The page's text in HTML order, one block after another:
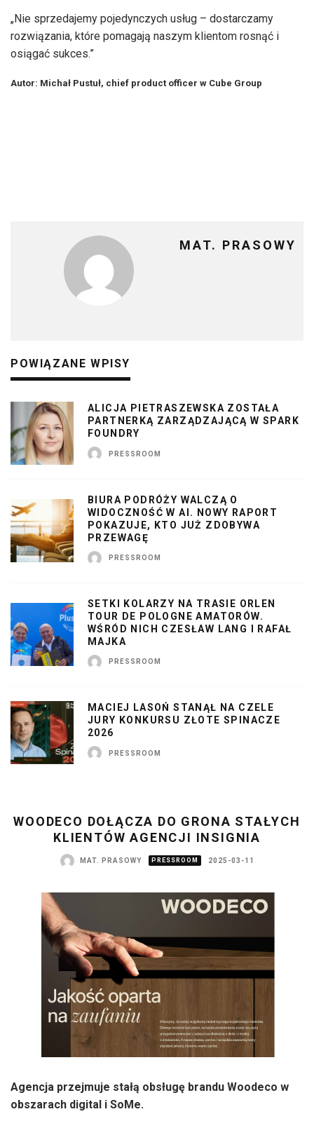
„Nie sprzedajemy pojedynczych usług – dostarczamy
rozwiązania, które pomagają naszym klientom rosnąć i
osiągać sukces.”
Autor: Michał Pustuł, chief product officer w Cube Group
MAT. PRASOWY
POWIĄZANE WPISY
ALICJA PIETRASZEWSKA ZOSTAŁA
PARTNERKĄ ZARZĄDZAJĄCĄ W SPARK
FOUNDRY
PRESSROOM
BIURA PODRÓŻY WALCZĄ O
WIDOCZNOŚĆ W AI. NOWY RAPORT
POKAZUJE, KTO JUŻ ZDOBYWA
PRZEWAGĘ
PRESSROOM
SETKI KOLARZY NA TRASIE ORLEN
TOUR DE POLOGNE AMATORÓW.
WŚRÓD NICH CZESŁAW LANG I RAFAŁ
MAJKA
PRESSROOM
MACIEJ LASOŃ STANĄŁ NA CZELE
JURY KONKURSU ZŁOTE SPINACZE
2026
PRESSROOM
WOODECO DOŁĄCZA DO GRONA STAŁYCH
KLIENTÓW AGENCJI INSIGNIA
MAT. PRASOWY PRESSROOM 2025-03-11
Agencja przejmuje stałą obsługę brandu Woodeco w
obszarach digital i SoMe.